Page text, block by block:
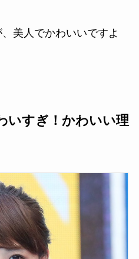
美人でかわいいですよ
いすぎ！かわいい理